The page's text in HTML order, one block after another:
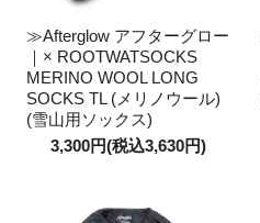
≫Afterglow アフターグロー
｜× ROOTWATSOCKS
MERINO WOOL LONG
SOCKS TL (メリノウール)
(雪山用ソックス)
3,300円(税込3,630円)